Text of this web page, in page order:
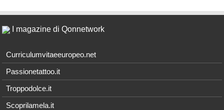
I magazine di Qonnetwork
Curriculumvitaeeuropeo.net
Passionetattoo.it
Troppodolce.it
Scoprilamela.it